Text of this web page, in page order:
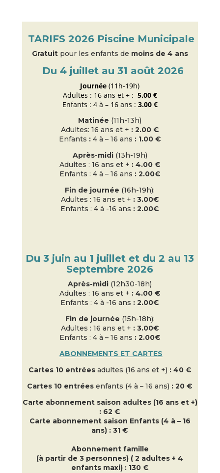
TARIFS 2026 Piscine Municipale
Gratuitpour les enfants de moins de 4 ans
Du 4 juillet au 31 août 2026
Journée (11h-19h)
Adultes : 16 ans et + : 5.00€
Enfants : 4 à – 16 ans : 3.00 €
Matinée (11h-13h)
Adultes: 16 ans et + : 2.00 €
Enfants : 4 à – 16 ans : 1.00 €
Après-midi(13h-19h)
Adultes : 16 ans et + : 4.00 €
Enfants : 4 à – 16 ans : 2.00€
Fin de journée (16h-19h):
Adultes : 16 ans et + : 3.00€
Enfants : 4 à -16 ans : 2.00€
Du 3 juin au 1 juillet et du 2 au 13
Septembre 2026
Après-midi (12h30-18h)
Adultes : 16 ans et + : 4.00 €
Enfants : 4 à -16 ans : 2.00€
Fin de journée (15h-18h):
Adultes : 16 ans et + : 3.00€
Enfants : 4 à – 16 ans : 2.00€
ABONNEMENTS ET CARTES
Cartes 10 entréesadultes (16 ans et +) : 40 €
Cartes 10 entréesenfants (4 à – 16 ans) :20 €
Carte abonnement saison adultes (16 ans et +)
: 62 €
Carte abonnement saison Enfants (4 à – 16
ans) : 31 €
Abonnement famille
(à partir de 3 personnes) ( 2 adultes + 4
enfants maxi) : 130 €